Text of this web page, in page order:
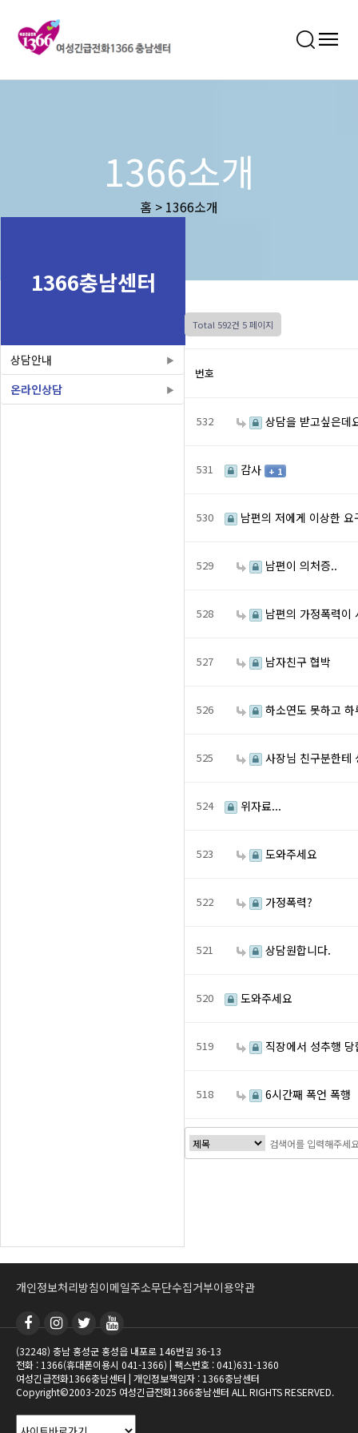
1366소개
홈 > 1366소개
1366충남센터
상담안내
온라인상담
Total 592건 5 페이지
번호
532 상담을 받고싶은데
531 감사 + 1
530 남편의 저에게 이상한 요
529 남편이 의처증..
528 남편의 가정폭력이
527 남자친구 협박
526 하소연도 못하고
525 사장님 친구분한테
524 위자료...
523 도와주세요
522 가정폭력?
521 상담원합니다.
520 도와주세요
519 직장에서 성추행 당
518 6시간째 폭언 폭행
개인정보처리방침이메일주소무단수집거부이용약관
(32248) 충남 홍성군 홍성읍 내포로 146번길 36-13
전화 : 1366(휴대폰이용시 041-1366) | 팩스번호 : 041)631-1360
여성긴급전화1366충남센터 | 개인정보책임자 : 1366충남센터
Copyright©2003-2025 여성긴급전화1366충남센터 ALL RIGHTS RESERVED.